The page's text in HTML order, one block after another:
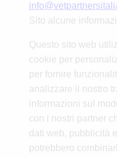
Sito alcune
Questo sito web
cookie per
per fornire
analizzare il nostro
informazioni sul
con i nostri partner
dati web, pubblicità
potrebbero